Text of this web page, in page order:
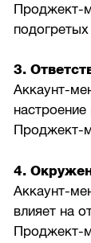
Проджект-
3.
Аккаунт-
Проджект-
4.
Аккаунт-
влияет на
Проджект-